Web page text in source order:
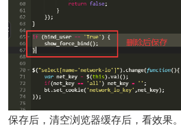
保存后，清空浏览器缓存后，看效果。